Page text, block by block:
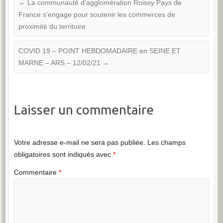
←
La communauté d’agglomération Roissy Pays de
France s’engage pour soutenir les commerces de
proximité du territoire
COVID 19 – POINT HEBDOMADAIRE en SEINE ET
MARNE – ARS – 12/02/21
→
Laisser un commentaire
Votre adresse e-mail ne sera pas publiée. Les champs
obligatoires sont indiqués avec *
Commentaire *